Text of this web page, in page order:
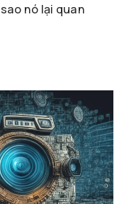
nó lại quan